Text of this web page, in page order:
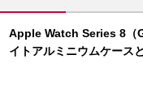
Apple Watch Series 8（
イトアルミニウムケース